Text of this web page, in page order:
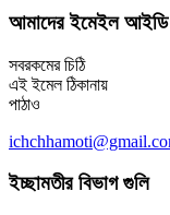
আমাদের ইমেইল আইডি
সবরকমের চিঠি
এই ইমেল ঠিকানায়
পাঠাও
ইচ্ছামতীর বিভাগ গুলি